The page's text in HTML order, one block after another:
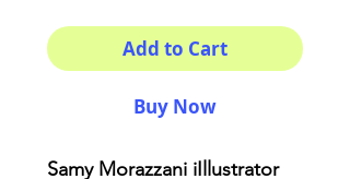
Add to Cart
Buy Now
Samy Morazzani iIllustrator